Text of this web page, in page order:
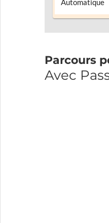
Automatique
Parcours
Avec